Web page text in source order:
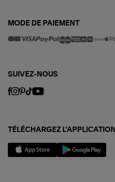
MODE DE PAIEMENT
SUIVEZ-NOUS
TÉLÉCHARGEZ L'APPLICATION